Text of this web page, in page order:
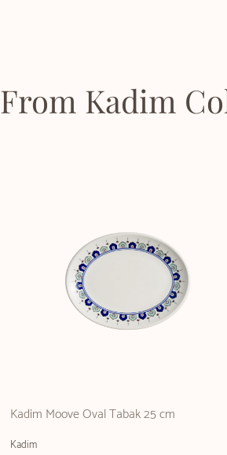
From Kadim
Kadim Moove Oval Tabak 25 cm
Kadim